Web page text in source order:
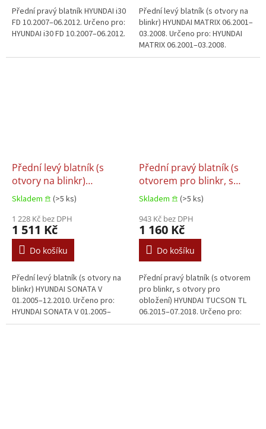
Přední pravý blatník HYUNDAI i30
FD 10.2007–06.2012. Určeno pro:
HYUNDAI i30 FD 10.2007–06.2012.
Přední levý blatník (s otvory na
blinkr) HYUNDAI MATRIX 06.2001–
03.2008. Určeno pro: HYUNDAI
MATRIX 06.2001–03.2008.
Přední levý blatník (s
otvory na blinkr)
HYUNDAI SONATA V
01.2005–12.2010
Skladem 𖠿 (>5 ks)
1 228 Kč bez DPH
1 511 Kč
Do košíku
Přední levý blatník (s otvory na
blinkr) HYUNDAI SONATA V
01.2005–12.2010. Určeno pro:
HYUNDAI SONATA V 01.2005–
12.2010.
Přední pravý blatník (s
otvorem pro blinkr, s
otvory pro obložení)
HYUNDAI TUCSON TL
06.2015–07.2018
Skladem 𖠿 (>5 ks)
943 Kč bez DPH
1 160 Kč
Do košíku
Přední pravý blatník (s otvorem
pro blinkr, s otvory pro
obložení) HYUNDAI TUCSON TL
06.2015–07.2018. Určeno pro:
HYUNDAI TUCSON TL 06.2015–